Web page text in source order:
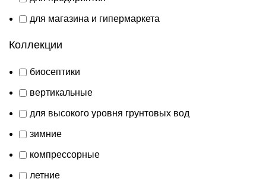
для магазина и гипермаркета
Коллекции
биосептики
вертикальные
для высокого уровня грунтовых вод
зимние
компрессорные
летние